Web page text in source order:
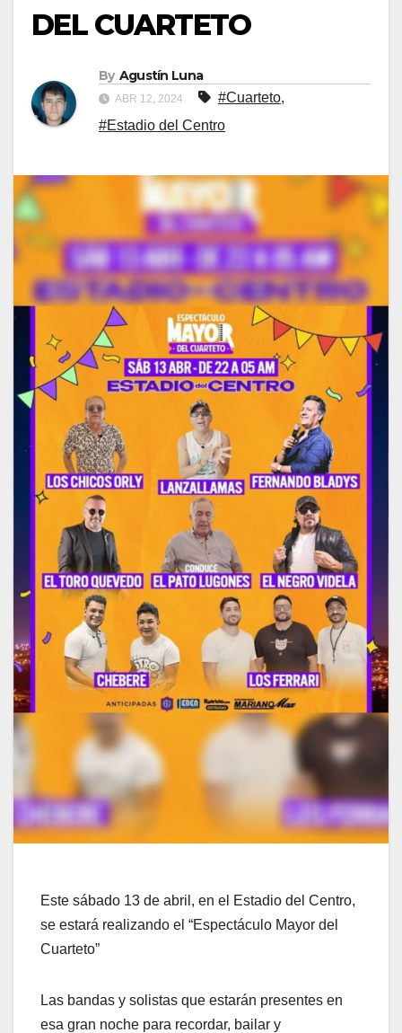
DEL CUARTETO
By Agustín Luna
ABR 12, 2024 #Cuarteto,
#Estadio del Centro
Este sábado 13 de abril, en el Estadio del Centro,
se estará realizando el “Espectáculo Mayor del
Cuarteto”
Las bandas y solistas que estarán presentes en
esa gran noche para recordar, bailar y